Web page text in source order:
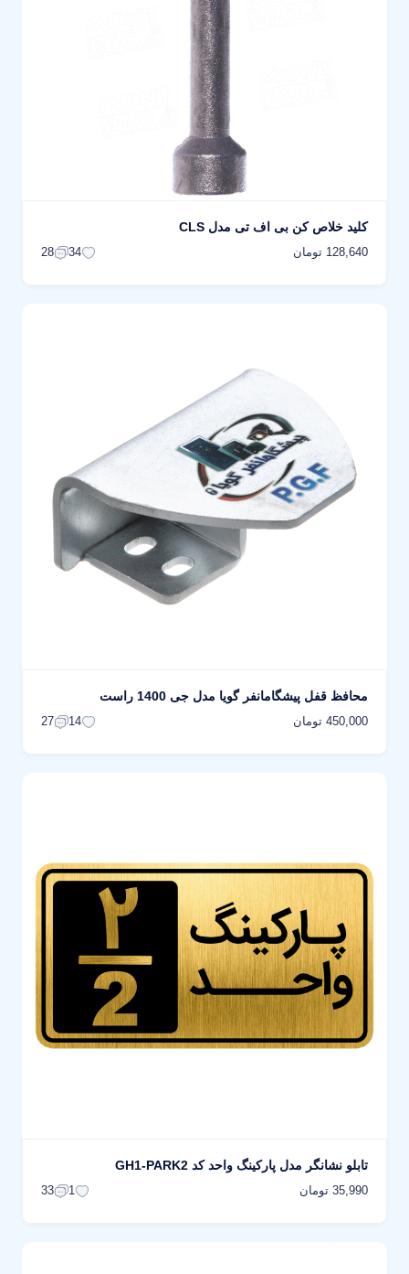
کلید خلاص کن بی اف تی مدل CLS
128,640 تومان 34
28
محافظ قفل پیشگامانفر گویا مدل جی 1400 راست
450,000 تومان 14
27
تابلو نشانگر مدل پارکینگ واحد کد GH1-PARK2
35,990 تومان 1
33